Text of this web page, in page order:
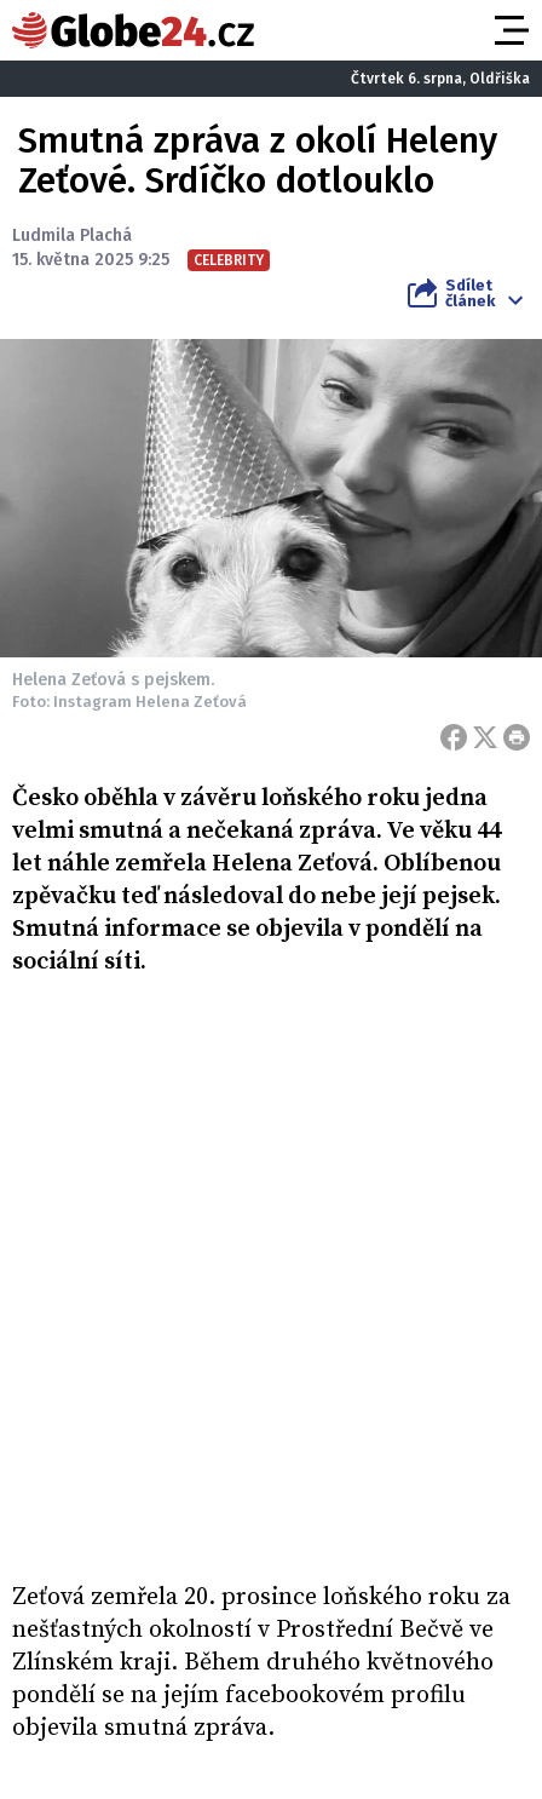
Čtvrtek 6. srpna, Oldřiška
Smutná zpráva z okolí Heleny
Zeťové. Srdíčko dotlouklo
Ludmila Plachá
15. května 2025 9:25
CELEBRITY
Sdílet
článek
Helena Zeťová s pejskem.
Foto: Instagram Helena Zeťová
Česko oběhla v závěru loňského roku jedna
velmi smutná a nečekaná zpráva. Ve věku 44
let náhle zemřela Helena Zeťová. Oblíbenou
zpěvačku teď následoval do nebe její pejsek.
Smutná informace se objevila v pondělí na
sociální síti.
Zeťová zemřela 20. prosince loňského roku za
nešťastných okolností v Prostřední Bečvě ve
Zlínském kraji. Během druhého květnového
pondělí se na jejím facebookovém profilu
objevila smutná zpráva.